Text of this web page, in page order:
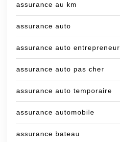
assurance au km
assurance auto
assurance auto entrepreneur
assurance auto pas cher
assurance auto temporaire
assurance automobile
assurance bateau